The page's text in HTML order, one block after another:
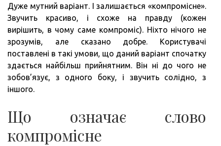
Дуже мутний варіант. І залишається «компромісне».
Звучить красиво, і схоже на правду (кожен
вирішить, в чому саме компроміс). Ніхто нічого не
зрозумів, але сказано добре. Користувачі
поставлені в такі умови, що даний варіант спочатку
здається найбільш прийнятним. Він ні до чого не
зобов’язує, з одного боку, і звучить солідно, з
іншого.
Що означає слово
компромісне